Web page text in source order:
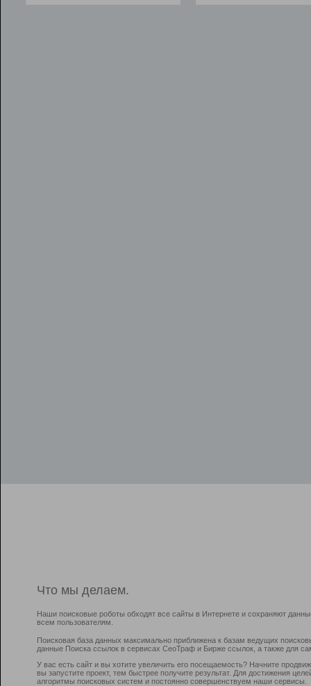
Что мы делаем.
Наши поисковые роботы обходят все сайты в Интернете и сохраняют
всем пользователям.
Поисковая база данных максимально приближена к базам ведущих
данные Поиска ссылок в сервисах СеоТраф и Бирже ссылок, а также для
У вас есть сайт и вы хотите увеличить его посещаемость? Начните
вы запустите проект, тем быстрее получите результат. Для достижения
алгоритмы поисковых систем и постоянно совершенствуем наши сервисы.